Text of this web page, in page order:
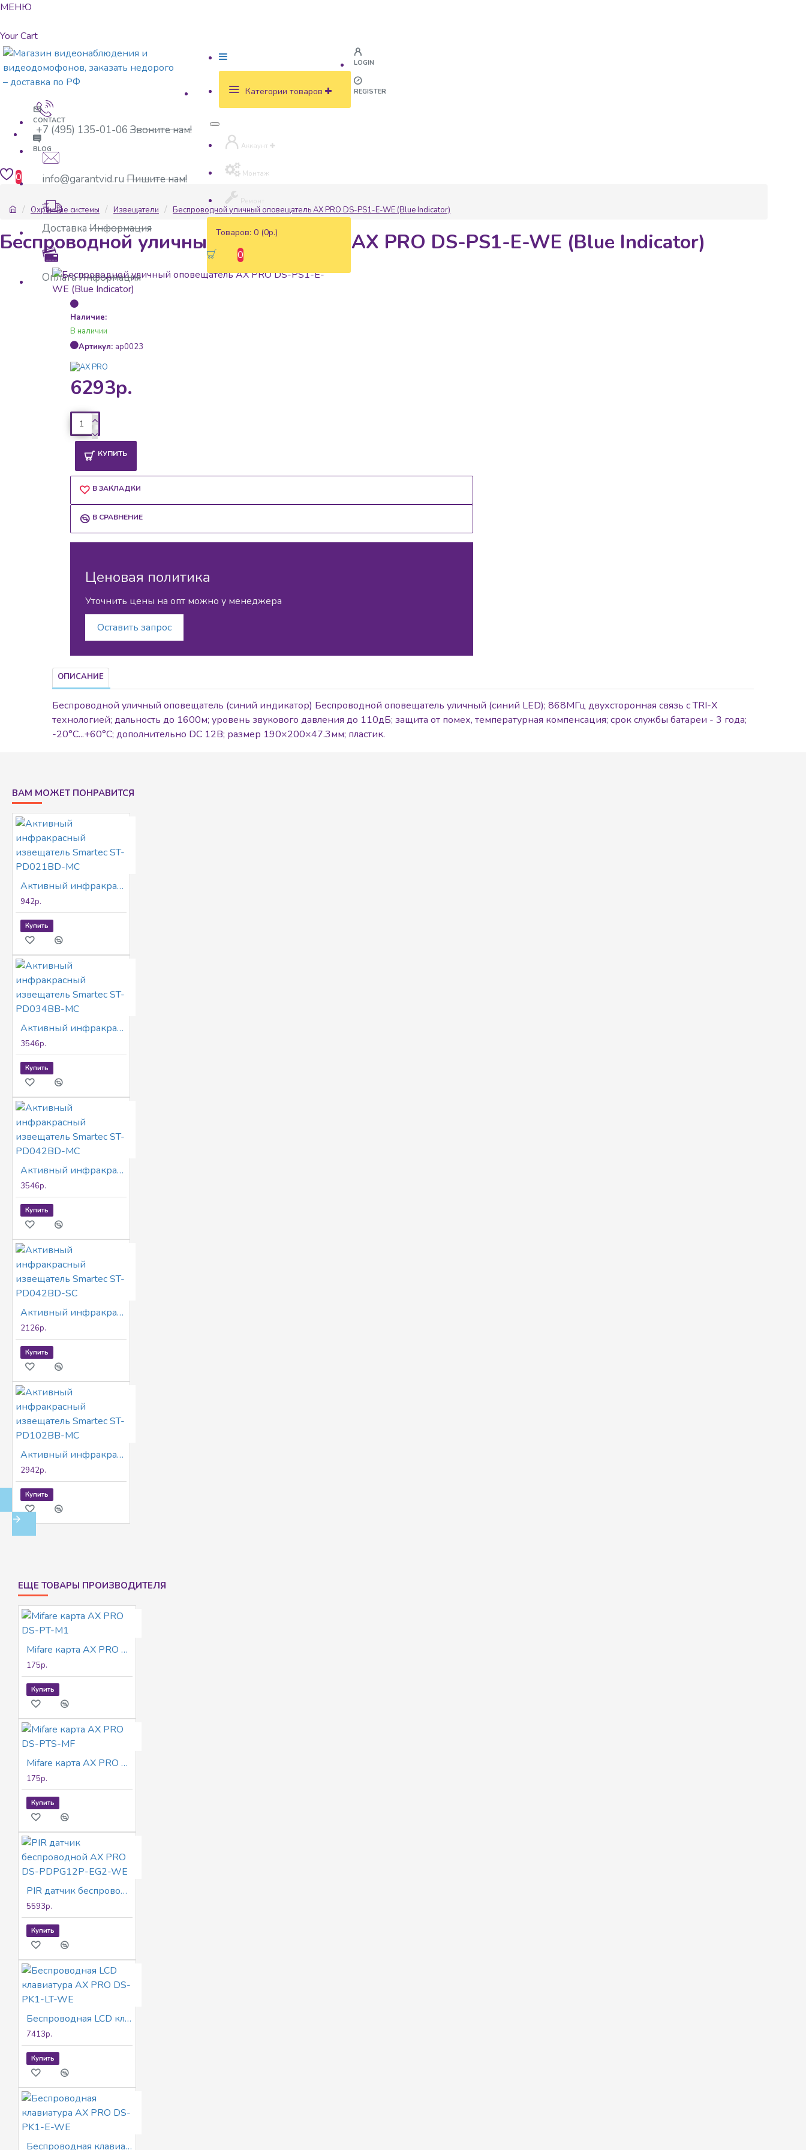
МЕНЮ
Your Cart
+7 (495) 135-01-06 Звоните нам!
info@garantvid.ru Пишите нам!
Доставка Информация
ОплатаИнформация
Категории товаров
Аккаунт
Монтаж
Ремонт
Товаров: 0 (0р.)
0
LOGIN
REGISTER
CONTACT
BLOG
0
Охранные системы Извещатели Беспроводной уличный оповещатель AX PRO DS-PS1-E-WE (Blue Indicator)
Беспроводной уличный оповещатель AX PRO DS-PS1-E-WE (Blue Indicator)
6293р.
Наличие:
В наличии
Артикул: ap0023
КУПИТЬ
В ЗАКЛАДКИ
В СРАВНЕНИЕ
Ценовая политика
Уточнить цены на опт можно у менеджера
Оставить запрос
ОПИСАНИЕ
Беспроводной уличный оповещатель (синий индикатор) Беспроводной оповещатель уличный (синий LED); 868МГц двухсторонная связь с TRI-X
технологией; дальность до 1600м; уровень звукового давления до 110дБ; защита от помех, температурная компенсация; срок службы батареи - 3 года;
-20°C...+60°C; дополнительно DС 12В; размер 190×200×47.3мм; пластик.
ВАМ МОЖЕТ ПОНРАВИТСЯ
Активный инфракрасный извещатель Smartec ST-PD021BD-MC
942р.
Купить
Активный инфракрасный извещатель Smartec ST-PD034BB-MC
3546р.
Купить
Активный инфракрасный извещатель Smartec ST-PD042BD-MC
3546р.
Купить
Активный инфракрасный извещатель Smartec ST-PD042BD-SC
2126р.
Купить
Активный инфракрасный извещатель Smartec ST-PD102BB-MC
2942р.
Купить
ЕЩЕ ТОВАРЫ ПРОИЗВОДИТЕЛЯ
Mifare карта AX PRO DS-PT-M1
175р.
Купить
Mifare карта AX PRO DS-PTS-MF
175р.
Купить
PIR датчик беспроводной AX PRO DS-PDPG12P-EG2-WE
5593р.
Купить
Беспроводная LCD клавиатура AX PRO DS-PK1-LT-WE
7413р.
Купить
Беспроводная клавиатура AX PRO DS-PK1-E-WE